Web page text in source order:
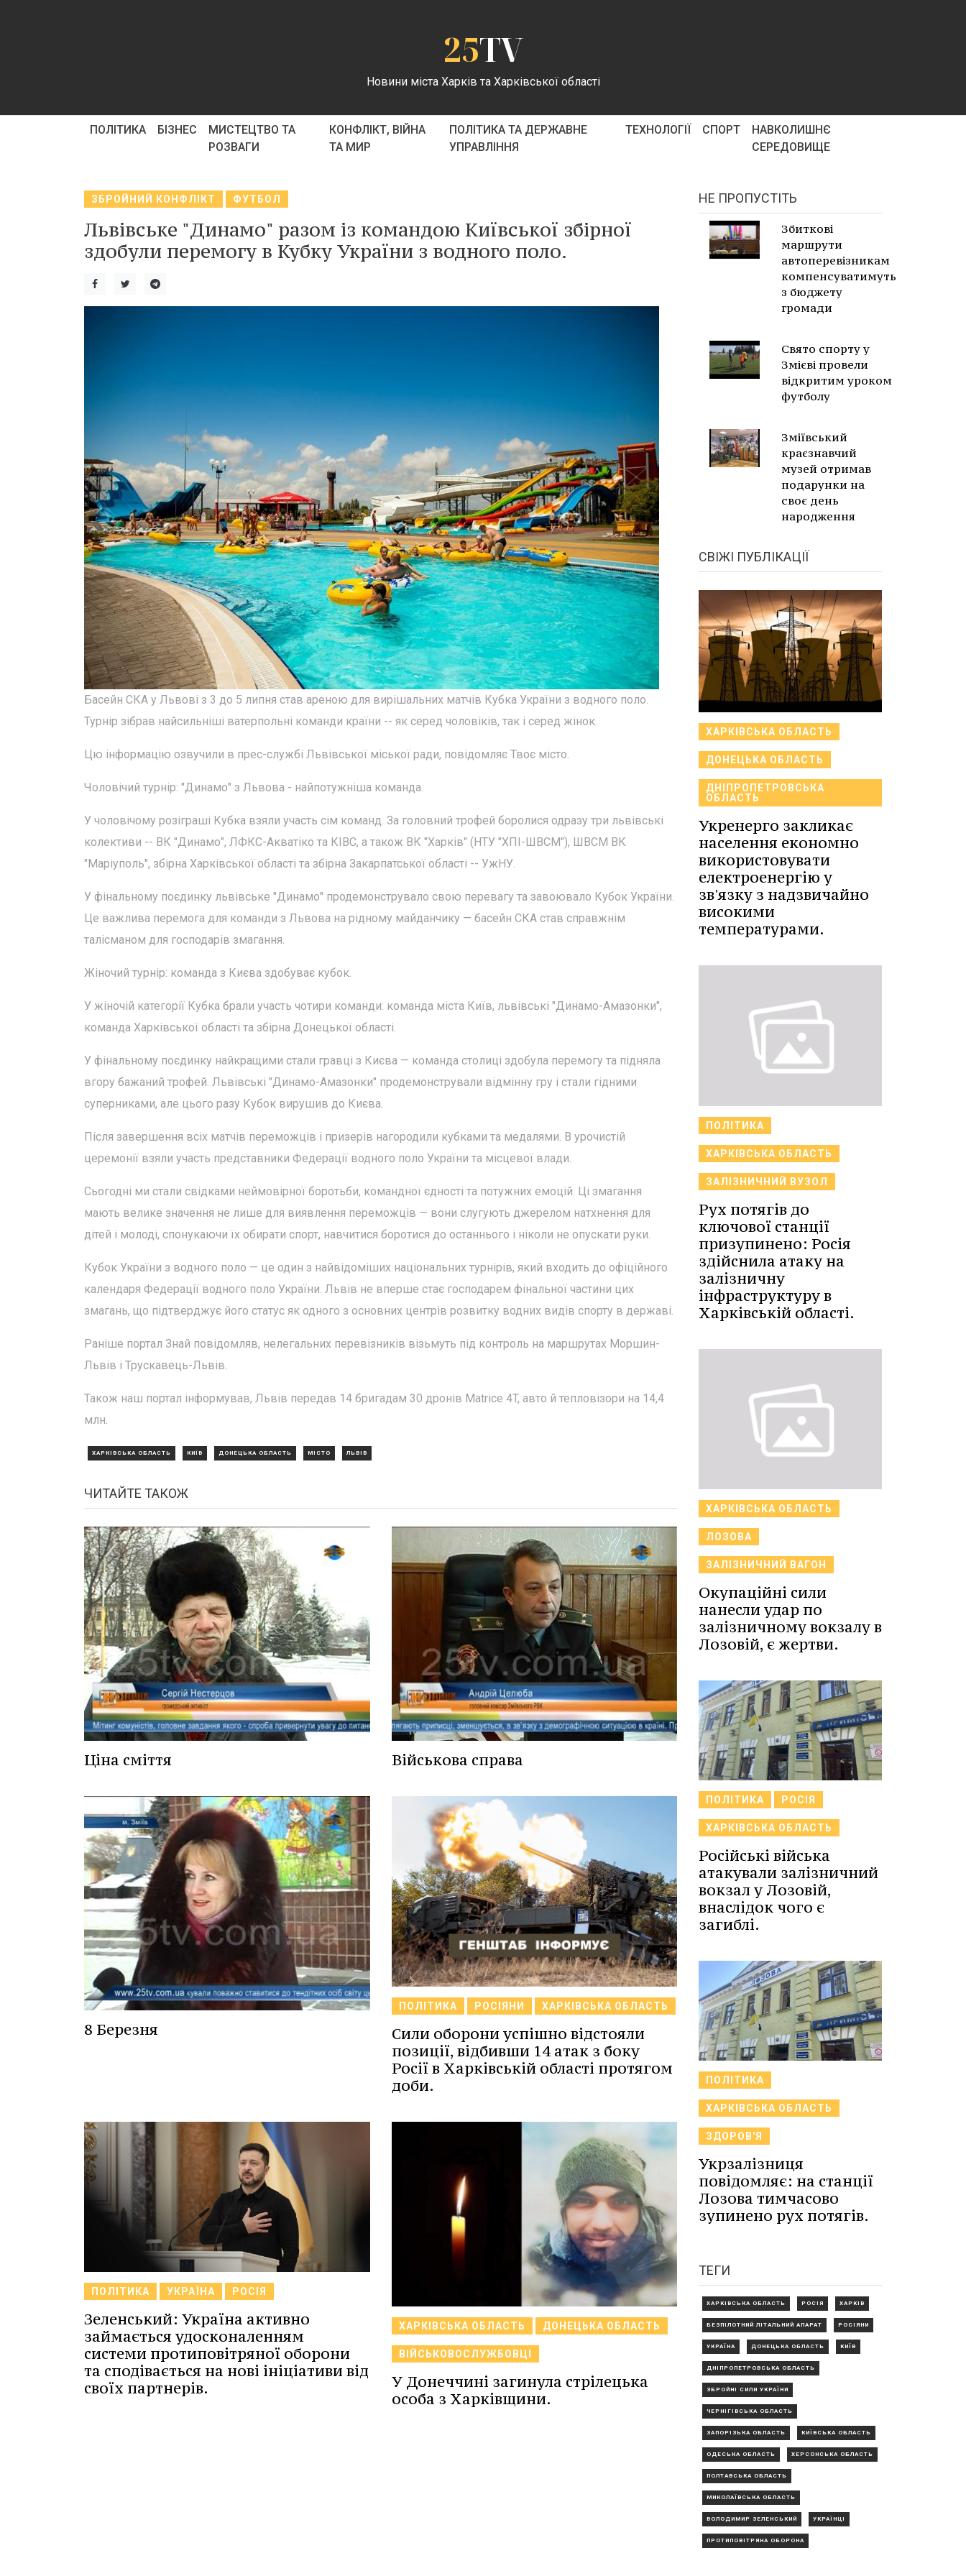
25TV
Новини міста Харків та Харківської області
ПОЛІТИКА БІЗНЕС
МИСТЕЦТВО ТА
РОЗВАГИ
КОНФЛІКТ, ВІЙНА
ТА МИР
ПОЛІТИКА ТА ДЕРЖАВНЕ
УПРАВЛІННЯ
ТЕХНОЛОГІЇ СПОРТ
НАВКОЛИШНЄ
СЕРЕДОВИЩЕ
ЗБРОЙНИЙ КОНФЛІКТ ФУТБОЛ
Львівське "Динамо" разом із командою Київської збірної
здобули перемогу в Кубку України з водного поло.
Басейн СКА у Львові з 3 до 5 липня став ареною для вирішальних матчів Кубка України з водного поло.
Турнір зібрав найсильніші ватерпольні команди країни -- як серед чоловіків, так і серед жінок.
Цю інформацію озвучили в прес-службі Львівської міської ради, повідомляє Твоє місто.
Чоловічий турнір: "Динамо" з Львова - найпотужніша команда.
У чоловічому розіграші Кубка взяли участь сім команд. За головний трофей боролися одразу три львівські
колективи -- ВК "Динамо", ЛФКС-Акватіко та КІВС, а також ВК "Харків" (НТУ "ХПІ-ШВСМ"), ШВСМ ВК
"Маріуполь", збірна Харківської області та збірна Закарпатської області -- УжНУ.
У фінальному поєдинку львівське "Динамо" продемонструвало свою перевагу та завоювало Кубок України.
Це важлива перемога для команди з Львова на рідному майданчику — басейн СКА став справжнім
талісманом для господарів змагання.
Жіночий турнір: команда з Києва здобуває кубок.
У жіночій категорії Кубка брали участь чотири команди: команда міста Київ, львівські "Динамо-Амазонки",
команда Харківської області та збірна Донецької області.
У фінальному поєдинку найкращими стали гравці з Києва — команда столиці здобула перемогу та підняла
вгору бажаний трофей. Львівські "Динамо-Амазонки" продемонстрували відмінну гру і стали гідними
суперниками, але цього разу Кубок вирушив до Києва.
Після завершення всіх матчів переможців і призерів нагородили кубками та медалями. В урочистій
церемонії взяли участь представники Федерації водного поло України та місцевої влади.
Сьогодні ми стали свідками неймовірної боротьби, командної єдності та потужних емоцій. Ці змагання
мають велике значення не лише для виявлення переможців — вони слугують джерелом натхнення для
дітей і молоді, спонукаючи їх обирати спорт, навчитися боротися до останнього і ніколи не опускати руки.
Кубок України з водного поло — це один з найвідоміших національних турнірів, який входить до офіційного
календаря Федерації водного поло України. Львів не вперше стає господарем фінальної частини цих
змагань, що підтверджує його статус як одного з основних центрів розвитку водних видів спорту в державі.
Раніше портал Знай повідомляв, нелегальних перевізників візьмуть під контроль на маршрутах Моршин-
Львів і Трускавець-Львів.
Також наш портал інформував, Львів передав 14 бригадам 30 дронів Matrice 4T, авто й тепловізори на 14,4
млн.
ХАРКІВСЬКА ОБЛАСТЬ КИЇВ ДОНЕЦЬКА ОБЛАСТЬ МІСТО ЛЬВІВ
ЧИТАЙТЕ ТАКОЖ
Ціна сміття Військова справа
8 Березня
ПОЛІТИКА РОСІЯНИ ХАРКІВСЬКА ОБЛАСТЬ
Сили оборони успішно відстояли
позиції, відбивши 14 атак з боку
Росії в Харківській області протягом
доби.
ПОЛІТИКА УКРАЇНА РОСІЯ
Зеленський: Україна активно
займається удосконаленням
системи протиповітряної оборони
та сподівається на нові ініціативи від
своїх партнерів.
ХАРКІВСЬКА ОБЛАСТЬ ДОНЕЦЬКА ОБЛАСТЬ
ВІЙСЬКОВОСЛУЖБОВЦІ
У Донеччині загинула стрілецька
особа з Харківщини.
НЕ ПРОПУСТІТЬ
Збиткові
маршрути
автоперевізникам
компенсуватимуть
з бюджету
громади
Свято спорту у
Змієві провели
відкритим уроком
футболу
Зміївський
краєзнавчий
музей отримав
подарунки на
своє день
народження
СВІЖІ ПУБЛІКАЦІЇ
ХАРКІВСЬКА ОБЛАСТЬ
ДОНЕЦЬКА ОБЛАСТЬ
ДНІПРОПЕТРОВСЬКА
ОБЛАСТЬ
Укренерго закликає
населення економно
використовувати
електроенергію у
зв'язку з надзвичайно
високими
температурами.
ПОЛІТИКА
ХАРКІВСЬКА ОБЛАСТЬ
ЗАЛІЗНИЧНИЙ ВУЗОЛ
Рух потягів до
ключової станції
призупинено: Росія
здійснила атаку на
залізничну
інфраструктуру в
Харківській області.
ХАРКІВСЬКА ОБЛАСТЬ
ЛОЗОВА
ЗАЛІЗНИЧНИЙ ВАГОН
Окупаційні сили
нанесли удар по
залізничному вокзалу в
Лозовій, є жертви.
ПОЛІТИКА РОСІЯ
ХАРКІВСЬКА ОБЛАСТЬ
Російські війська
атакували залізничний
вокзал у Лозовій,
внаслідок чого є
загиблі.
ПОЛІТИКА
ХАРКІВСЬКА ОБЛАСТЬ
ЗДОРОВ'Я
Укрзалізниця
повідомляє: на станції
Лозова тимчасово
зупинено рух потягів.
ТЕГИ
ХАРКІВСЬКА ОБЛАСТЬ РОСІЯ ХАРКІВ
БЕЗПІЛОТНИЙ ЛІТАЛЬНИЙ АПАРАТ РОСІЯНИ
УКРАЇНА ДОНЕЦЬКА ОБЛАСТЬ КИЇВ
ДНІПРОПЕТРОВСЬКА ОБЛАСТЬ
ЗБРОЙНІ СИЛИ УКРАЇНИ
ЧЕРНІГІВСЬКА ОБЛАСТЬ
ЗАПОРІЗЬКА ОБЛАСТЬ КИЇВСЬКА ОБЛАСТЬ
ОДЕСЬКА ОБЛАСТЬ ХЕРСОНСЬКА ОБЛАСТЬ
ПОЛТАВСЬКА ОБЛАСТЬ
МИКОЛАЇВСЬКА ОБЛАСТЬ
ВОЛОДИМИР ЗЕЛЕНСЬКИЙ УКРАЇНЦІ
ПРОТИПОВІТРЯНА ОБОРОНА